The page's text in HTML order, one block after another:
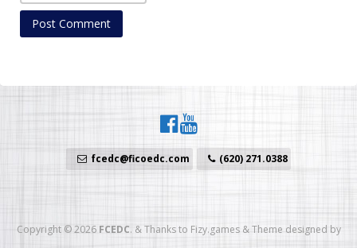
fcedc@ficoedc.com (620) 271.0388
Copyright © 2026 FCEDC. &Thanks to Fizy.games &Theme designed by